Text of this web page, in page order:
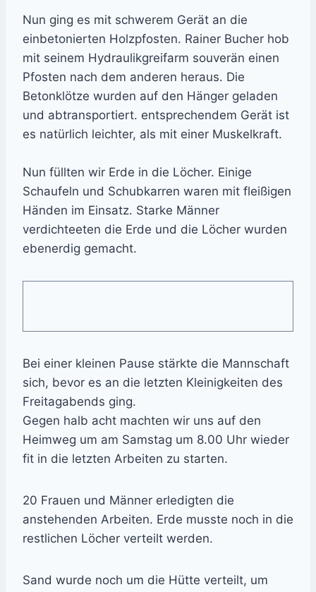
Nun ging es mit schwerem Gerät an die
einbetonierten Holzpfosten. Rainer Bucher hob
mit seinem Hydraulikgreifarm souverän einen
Pfosten nach dem anderen heraus. Die
Betonklötze wurden auf den Hänger geladen
und abtransportiert. entsprechendem Gerät ist
es natürlich leichter, als mit einer Muskelkraft.
Nun füllten wir Erde in die Löcher. Einige
Schaufeln und Schubkarren waren mit fleißigen
Händen im Einsatz. Starke Männer
verdichteeten die Erde und die Löcher wurden
ebenerdig gemacht.
Bei einer kleinen Pause stärkte die Mannschaft
sich, bevor es an die letzten Kleinigkeiten des
Freitagabends ging.
Gegen halb acht machten wir uns auf den
Heimweg um am Samstag um 8.00 Uhr wieder
fit in die letzten Arbeiten zu starten.
20 Frauen und Männer erledigten die
anstehenden Arbeiten. Erde musste noch in die
restlichen Löcher verteilt werden.
Sand wurde noch um die Hütte verteilt, um